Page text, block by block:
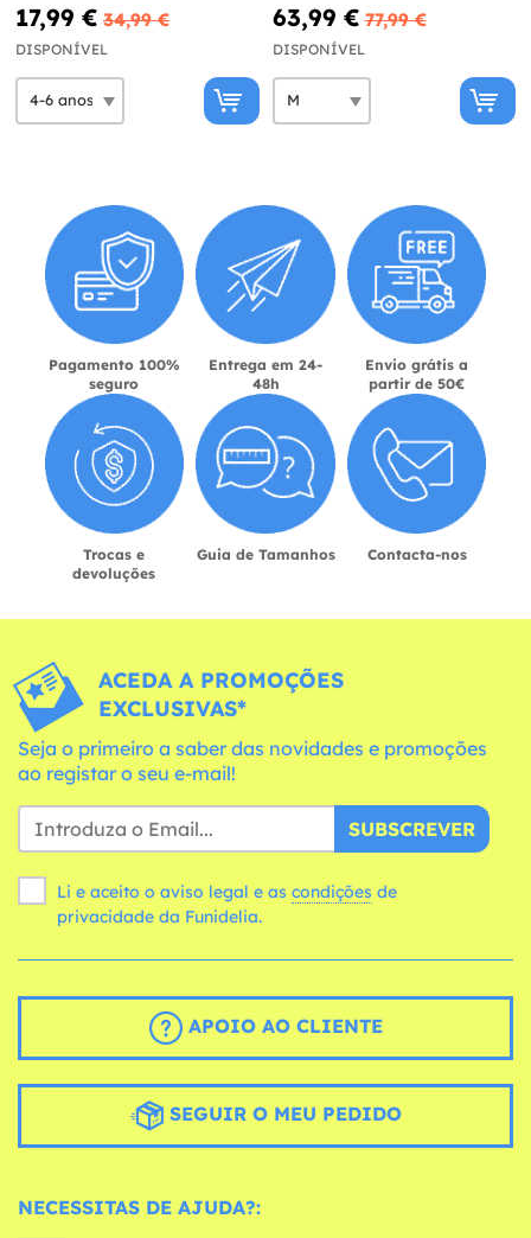
17,99 € 34,99 €
DISPONÍVEL
63,99 € 77,99 €
DISPONÍVEL
Pagamento 100%
seguro
Entrega em 24-
48h
Envio grátis a
partir de 50€
Trocas e
devoluções
Guia de Tamanhos Contacta-nos
ACEDA A PROMOÇÕES
EXCLUSIVAS*
Seja o primeiro a saber das novidades e promoções
ao registar o seu e-mail!
SUBSCREVER
Li e aceito o aviso legal e as condições
privacidade da Funidelia.
APOIO AO CLIENTE
SEGUIR O MEU PEDIDO
NECESSITAS DE AJUDA?: